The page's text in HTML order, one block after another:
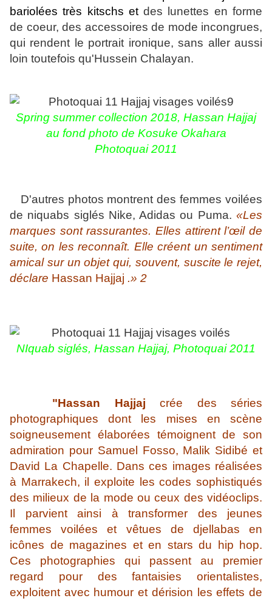
bariolées très kitschs etdes lunettes en forme
de coeur, des accessoires de mode incongrues,
qui rendent le portrait ironique, sans aller aussi
loin toutefois qu'Hussein Chalayan.
Spring summer collection 2018, Hassan Hajjaj
au fond photo de Kosuke Okahara
Photoquai 2011
D'autres photos montrent des femmes voilées
de niquabs siglés Nike, Adidas ou Puma. «Les
marques sont rassurantes. Elles attirent l’œil de
suite, on les reconnaît. Elle créent un sentiment
amical sur un objet qui, souvent, suscite le rejet,
déclare Hassan Hajjaj .» 2
NIquab siglés, Hassan Hajjaj, Photoquai 2011
"Hassan Hajjaj crée des séries
photographiques dont les mises en scène
soigneusement élaborées témoignent de son
admiration pour Samuel Fosso, Malik Sidibé et
David La Chapelle. Dans ces images réalisées
à Marrakech, il exploite les codes sophistiqués
des milieux de la mode ou ceux des vidéoclips.
Il parvient ainsi à transformer des jeunes
femmes voilées et vêtues de djellabas en
icônes de magazines et en stars du hip hop.
Ces photographies qui passent au premier
regard pour des fantaisies orientalistes,
exploitent avec humour et dérision les effets de